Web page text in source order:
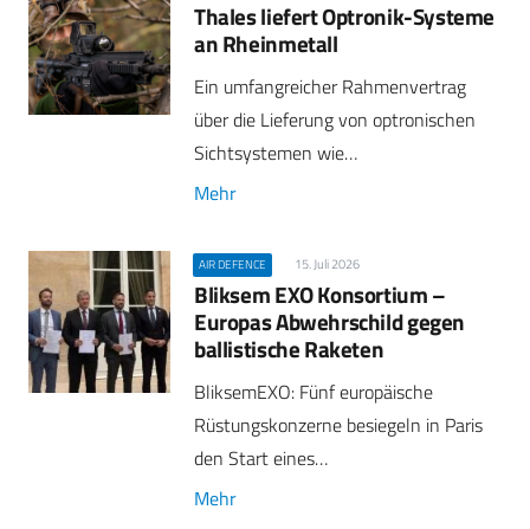
Thales liefert Optronik-Systeme
an Rheinmetall
Ein umfangreicher Rahmenvertrag
über die Lieferung von optronischen
Sichtsystemen wie…
Mehr
AIR DEFENCE 15. Juli 2026
Bliksem EXO Konsortium –
Europas Abwehrschild gegen
ballistische Raketen
BliksemEXO: Fünf europäische
Rüstungskonzerne besiegeln in Paris
den Start eines…
Mehr